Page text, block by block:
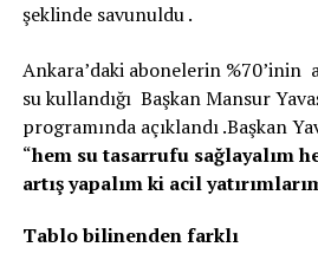
şeklinde savunuldu .
Ankara’daki abonelerin %70’inin
su kullandığı Başkan Mansur
programında açıklandı .Başkan
“hem su tasarrufu sağlayalım
artış yapalım ki acil
Tablo bilinenden farklı